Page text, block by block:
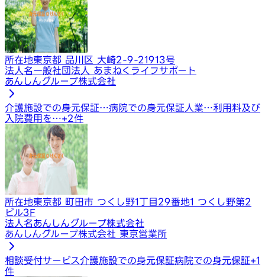
所在地東京都 品川区 大崎2-9-21913号
法人名一般社団法人 あまねくライフサポート
あんしんグループ株式会社
介護施設での身元保証…病院での身元保証人業…利用料及び
入院費用を…+2件
所在地東京都 町田市 つくし野1丁目29番地1 つくし野第2
ビル3F
法人名あんしんグループ株式会社
あんしんグループ株式会社 東京営業所
相談受付サービス介護施設での身元保証病院での身元保証+1
件